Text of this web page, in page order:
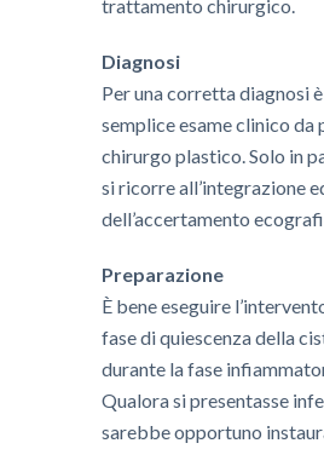
trattamento chirurgico.
Diagnosi
Per una corretta diagnosi
semplice esame clinico da
chirurgo plastico. Solo in
si ricorre all’integrazione
dell’accertamento
Preparazione
È bene eseguire
fase di quiescenza della
durante la fase
Qualora si presentasse
sarebbe opportuno